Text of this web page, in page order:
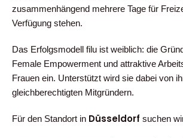
zusammenhängend mehrere Tage für
Verfügung stehen.
Das Erfolgsmodell filu ist weiblich: die
Female Empowerment und attraktive
Frauen ein. Unterstützt wird sie dabei von
gleichberechtigten Mitgründern.
Für den Standort in Düsseldorf suchen